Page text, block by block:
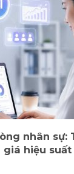
nhân sự:
hiệu suất